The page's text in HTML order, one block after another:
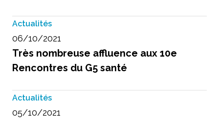
Propositions du G5 Santé, 2022-2027 : mettre la
Faire de la France le leader européen de l’innovation en
Créer un cadre plus favorable en soutien de la
Améliorer l’accès aux produits innovants
Actualités
06/10/2021
Très nombreuse affluence aux 10e
Rencontres du G5 santé
Actualités
05/10/2021